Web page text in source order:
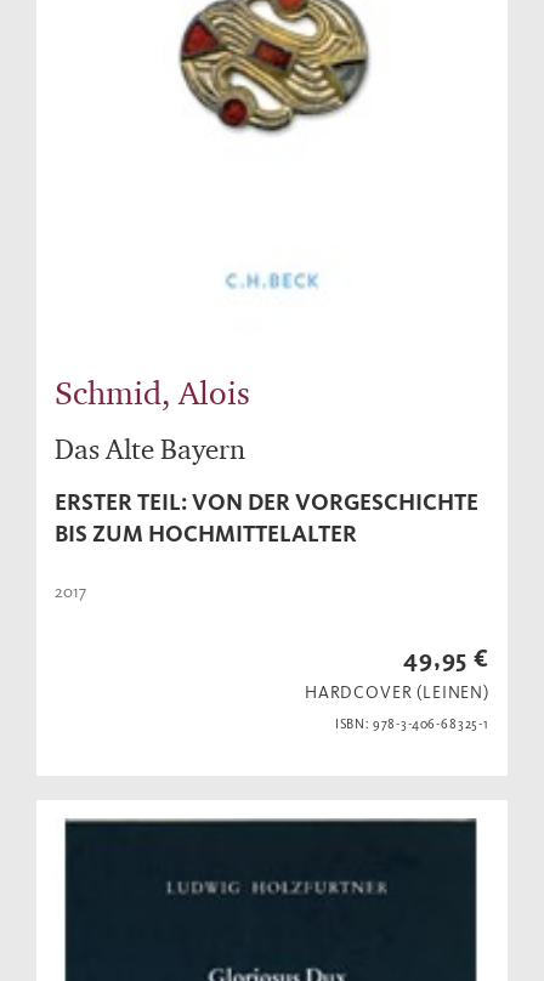
Schmid, Alois
Das Alte Bayern
ERSTER TEIL: VON DER VORGESCHICHTE
BIS ZUM HOCHMITTELALTER
2017
49,95 €
HARDCOVER (LEINEN)
ISBN: 978-3-406-68325-1